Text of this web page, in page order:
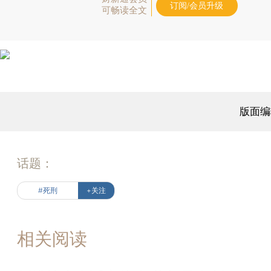
可畅读全文
订阅/会员升级
版面
话题：
#死刑 +关注
相关阅读